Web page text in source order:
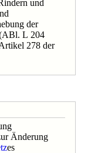
und
der
L 204
278 der
Änderung
es